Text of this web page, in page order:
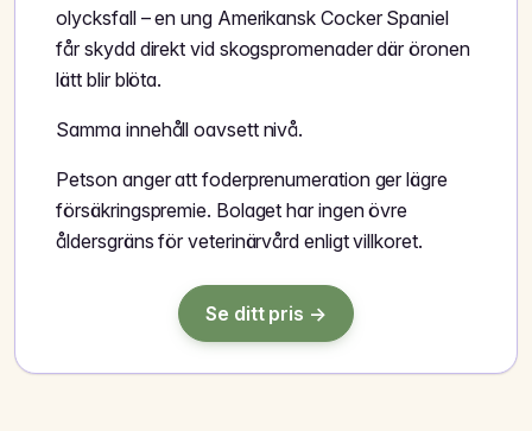
olycksfall – en ung Amerikansk Cocker Spaniel
får skydd direkt vid skogspromenader där öronen
lätt blir blöta.
Samma innehåll oavsett nivå.
Petson anger att foderprenumeration ger lägre
försäkringspremie. Bolaget har ingen övre
åldersgräns för veterinärvård enligt villkoret.
Se ditt pris →